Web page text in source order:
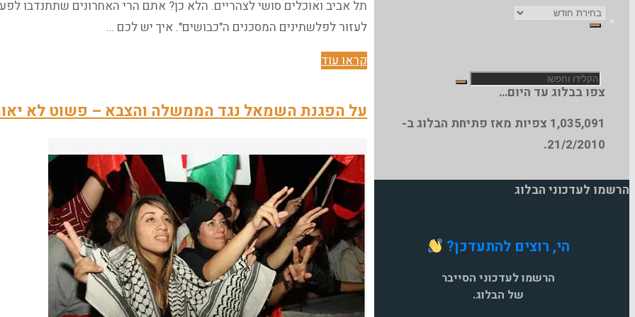
חפש
את:
תל אביב ואוכלים סושי לצהריים. הלא כן? אתם הרי האחרונים שתתנדבו
לעזור לפלשתינים המסכנים ה"כבושים". איך יש לכם …
קראו עוד"עצומת
המתוסכלים"
על הפגנת השמאל נגד הממשלה והצבא – פשוט לא
ארכיון
הבלוג
צפו בבלוג עד היום…
1,035,091 צפיות מאז פתיחת הבלוג ב-
21/2/2010.
הרשמו לעדכוני הבלוג
הי, רוצים להתעדכן?
הרשמו לעדכוני הסייבר
של הבלוג.